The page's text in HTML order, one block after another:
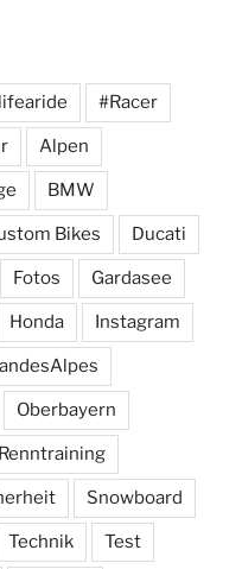
#Racer
Alpen
BMW
Bikes Ducati
Fotos Gardasee
Honda Instagram
Oberbayern
Renntraining
Snowboard
Technik Test